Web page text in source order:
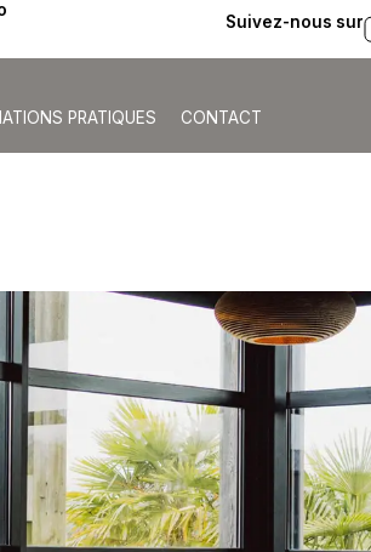
Suivez-nous sur
PRATIQUES CONTACT